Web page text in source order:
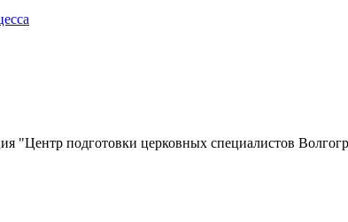
"Центр подготовки церковных специалистов